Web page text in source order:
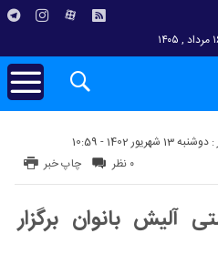
1402 - 10:59
چاپ خبر ۰ نظر
آلیش بانوان برگزار